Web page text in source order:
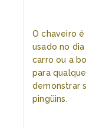
O chaveiro
usado no
carro ou a
para
demonstrar
pingüins.